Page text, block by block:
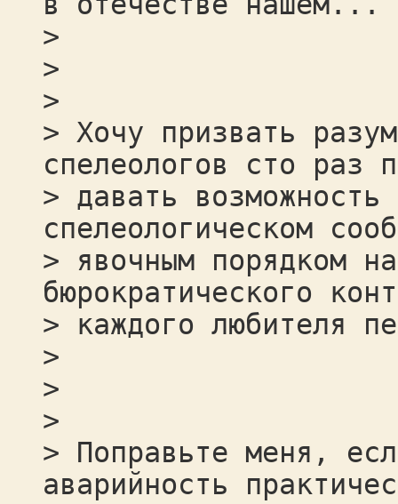
>
>
>
> Хочу призвать
спелеологов сто раз
> давать
спелеологическом
> явочным порядком
бюрократического
> каждого любителя
>
>
>
> Поправьте меня,
аварийность